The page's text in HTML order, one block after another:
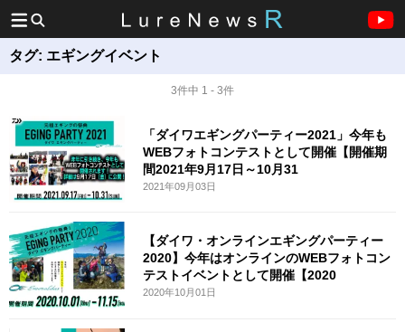
タグ: エギングイベント
3件中 1 - 3件
「ダイワエギングパーティー2021」今年も
WEBフォトコンテストとして開催【開催期
間2021年9月17日～10月31
2021年09月03日
【ダイワ・オンラインエギングパーティー
2020】今年はオンラインのWEBフォトコン
テストイベントとして開催【2020
2020年10月01日